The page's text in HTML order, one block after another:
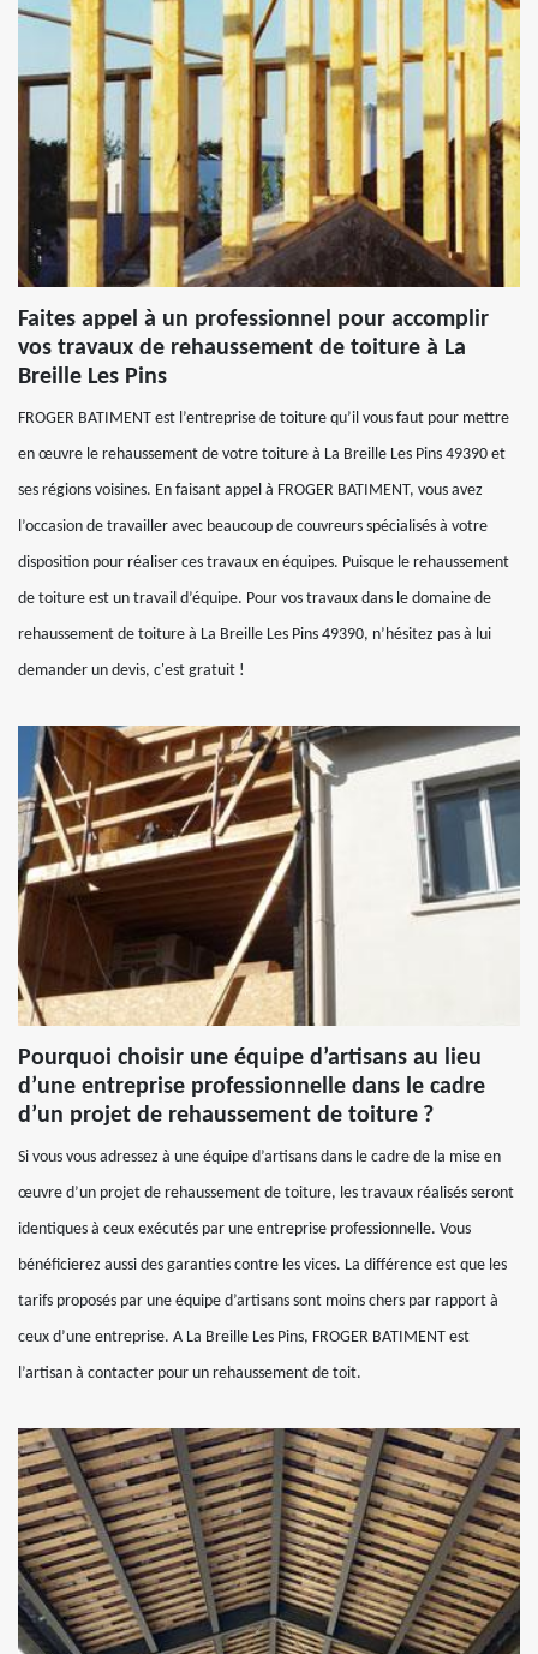
Faites appel à un professionnel pour accomplir
vos travaux de rehaussement de toiture à La
Breille Les Pins
FROGER BATIMENT est l’entreprise de toiture qu’il vous faut pour mettre
en œuvre le rehaussement de votre toiture à La Breille Les Pins 49390 et
ses régions voisines. En faisant appel à FROGER BATIMENT, vous avez
l’occasion de travailler avec beaucoup de couvreurs spécialisés à votre
disposition pour réaliser ces travaux en équipes. Puisque le rehaussement
de toiture est un travail d’équipe. Pour vos travaux dans le domaine de
rehaussement de toiture à La Breille Les Pins 49390, n’hésitez pas à lui
demander un devis, c'est gratuit !
Pourquoi choisir une équipe d’artisans au lieu
d’une entreprise professionnelle dans le cadre
d’un projet de rehaussement de toiture ?
Si vous vous adressez à une équipe d’artisans dans le cadre de la mise en
œuvre d’un projet de rehaussement de toiture, les travaux réalisés seront
identiques à ceux exécutés par une entreprise professionnelle. Vous
bénéficierez aussi des garanties contre les vices. La différence est que les
tarifs proposés par une équipe d’artisans sont moins chers par rapport à
ceux d’une entreprise. A La Breille Les Pins, FROGER BATIMENT est
l’artisan à contacter pour un rehaussement de toit.